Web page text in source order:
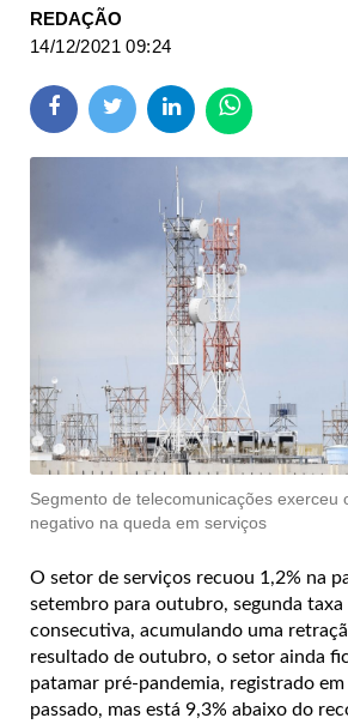
REDAÇÃO
14/12/2021 09:24
Segmento de telecomunicações exerceu
negativo na queda em serviços
O setor de serviços recuou 1,2% na
setembro para outubro, segunda taxa
consecutiva, acumulando uma
resultado de outubro, o setor ainda
patamar pré-pandemia, registrado
passado, mas está 9,3% abaixo do